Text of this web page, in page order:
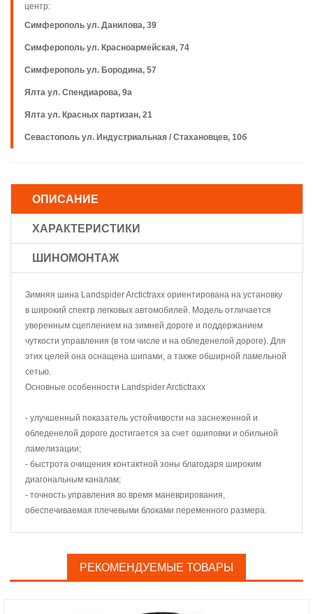
центр:
Симферополь ул. Данилова, 39
Симферополь ул. Красноармейская, 74
Симферополь ул. Бородина, 57
Ялта ул. Спендиарова, 9а
Ялта ул. Красных партизан, 21
Севастополь ул. Индустриальная / Стахановцев, 10б
ОПИСАНИЕ
ХАРАКТЕРИСТИКИ
ШИНОМОНТАЖ
Зимняя шина Landspider Arctictraxx ориентирована на установку
в широкий спектр легковых автомобилей. Модель отличается
уверенным сцеплением на зимней дороге и поддержанием
чуткости управления (в том числе и на обледенелой дороге). Для
этих целей она оснащена шипами, а также обширной ламельной
сетью.
Основные особенности Landspider Arctictraxx
- улучшенный показатель устойчивости на заснеженной и
обледенелой дороге достигается за счет ошиповки и обильной
ламелизации;
- быстрота очищения контактной зоны благодаря широким
диагональным каналам;
- точность управления во время маневрирования,
обеспечиваемая плечевыми блоками переменного размера.
РЕКОМЕНДУЕМЫЕ ТОВАРЫ